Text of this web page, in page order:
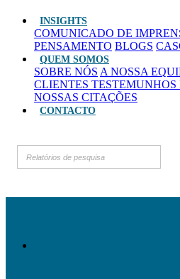
INSIGHTS
COMUNICADO DE
PENSAMENTO BLOGS
QUEM SOMOS
SOBRE NÓS A NOSSA
CLIENTES TESTEMUNHOS
NOSSAS CITAÇÕES
CONTACTO